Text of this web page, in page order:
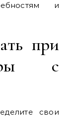
и
при
с
свои